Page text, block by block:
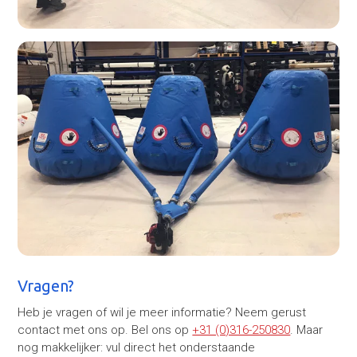
Vragen?
Heb je vragen of wil je meer informatie? Neem gerust
contact met ons op. Bel ons op +31 (0)316-250830. Maar
nog makkelijker: vul direct het onderstaande